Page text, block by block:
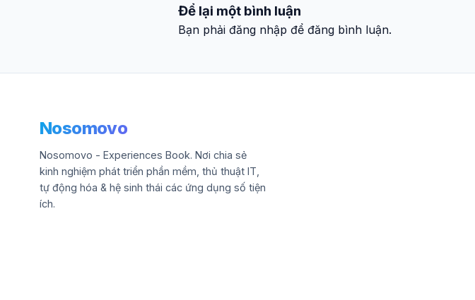
Để lại một bình luận
Bạn phải đăng nhập để đăng bình luận.
Nosomovo
Nosomovo - Experiences Book. Nơi chia sẻ
kinh nghiệm phát triển phần mềm, thủ thuật IT,
tự động hóa & hệ sinh thái các ứng dụng số tiện
ích.